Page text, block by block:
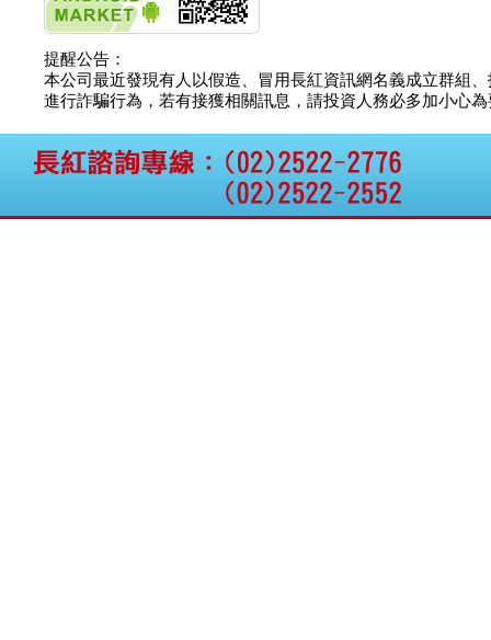
工認股權
華旭先進:代重要子公司
碩通散熱股份有限公司
公告董事會追認113年
向關係
碩通散熱股份有限公司
公告向關係人取得使用
權資產
仁新醫藥:代重要子公司
BeliteBio,Inc公告受邀參
提醒公告：
本公司最近發現有人以假造、冒用長紅資訊網名義成立群組
進行詐騙行為，若有接獲相關訊息，請投資人務必多加小心